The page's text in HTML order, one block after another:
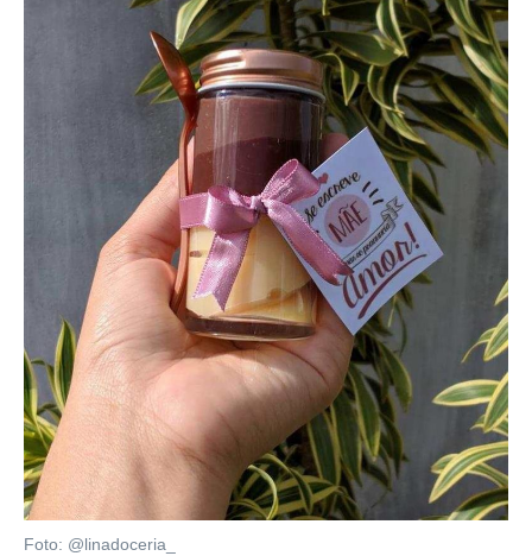
Foto: @linadoceria_